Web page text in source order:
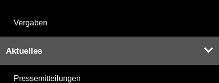
Vergaben
Aktuelles
Pressemitteilungen